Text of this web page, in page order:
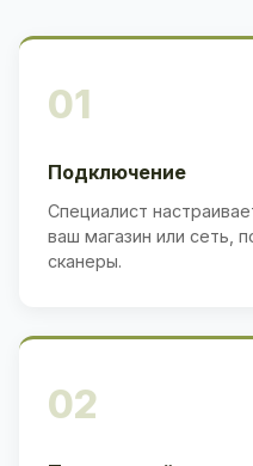
01
Подключение
Специалист
ваш магазин или сеть,
сканеры.
02